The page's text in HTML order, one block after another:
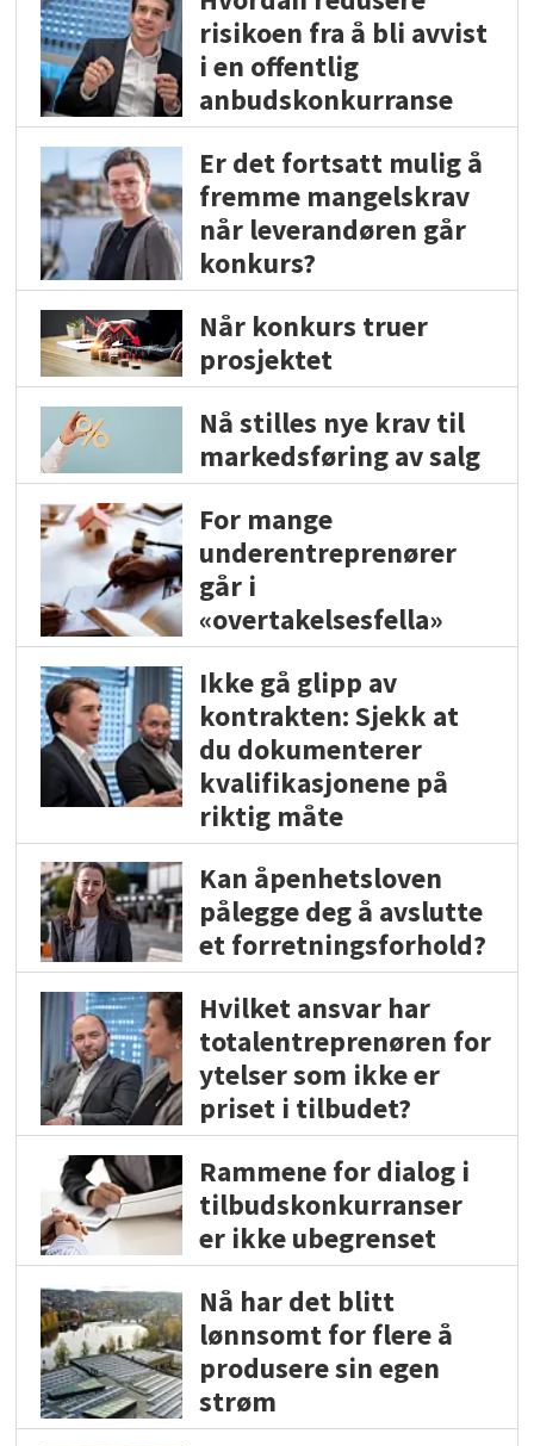
risikoen fra å bli avvist
i en offentlig
anbudskonkurranse
Er det fortsatt mulig å
fremme mangelskrav
når leverandøren går
konkurs?
Når konkurs truer
prosjektet
Nå stilles nye krav til
markedsføring av salg
For mange
underentreprenører
går i
«overtakelsesfella»
Ikke gå glipp av
kontrakten: Sjekk at
du dokumenterer
kvalifikasjonene på
riktig måte
Kan åpenhetsloven
pålegge deg å avslutte
et forretningsforhold?
Hvilket ansvar har
totalentreprenøren for
ytelser som ikke er
priset i tilbudet?
Rammene for dialog i
tilbudskonkurranser
er ikke ubegrenset
Nå har det blitt
lønnsomt for flere å
produsere sin egen
strøm